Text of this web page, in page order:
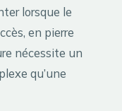
lorsque le
en pierre
nécessite un
qu’une